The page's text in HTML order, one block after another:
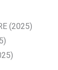
(2025)